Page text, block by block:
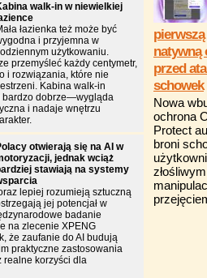
pierwszą
natywną
przed
schowek
Nowa
ochrona
Protect
broni
walk-in w niewielkiej
łazienka też może być
i przyjemna w
użytkowaniu.
przemyśleć każdy centymetr,
i rozwiązania, które nie
Kabina walk-in
bardzo dobrze—wygląda
i nadaje wnętrzu
otwierają się na AI w
jednak wciąż
stawiają na systemy
lepiej rozumieją sztuczną
jej potencjał w
badanie
na zlecenie XPENG
że zaufanie do AI budują
praktyczne zastosowania
realne korzyści dla